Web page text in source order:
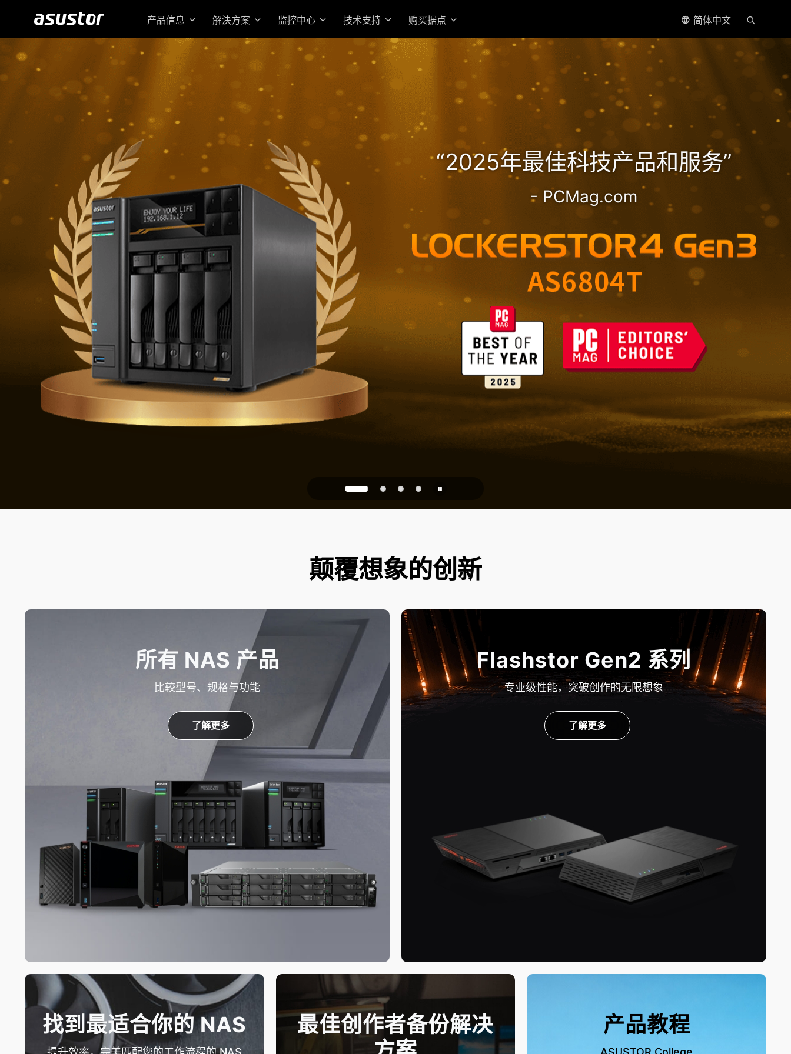
产品信息 解決方案 监控中心 技术支持 购买据点 简体中文
“2025年最佳科技产品和服务”
- PCMag.com
搭载高效 AMD Ryzen 7 Pro 处理器
的机架式企业级旗舰 NAS
入门首选高价值 2.5GbE NAS
家庭和办公室的可靠存储
PQC Ready
防御未来的量子攻击
颠覆想象的创新
所有 NAS 产品
比较型号、规格与功能
了解更多
Flashstor Gen2 系列
专业级性能，突破创作的无限想象
了解更多
找到最适合你的 NAS
最佳创作者备份解决
产品教程